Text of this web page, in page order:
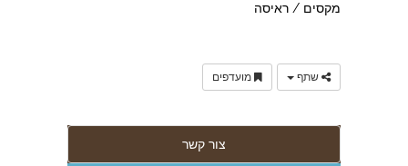
מקסים / ראיסה
שתף מועדפים
צור קשר